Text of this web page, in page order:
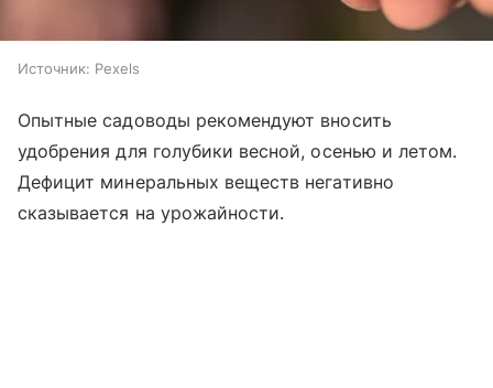
Источник: Pexels
Опытные садоводы рекомендуют вносить
удобрения для голубики весной, осенью и летом.
Дефицит минеральных веществ негативно
сказывается на урожайности.